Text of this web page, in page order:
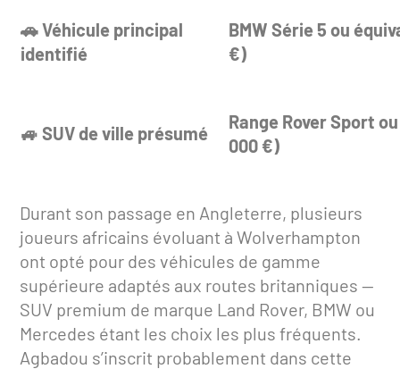
🚗 Véhicule principal
identifié
BMW Série 5 ou
€)
🚙 SUV de ville présumé
Range Rover Sport
000 €)
Durant son passage en Angleterre, plusieurs
joueurs africains évoluant à Wolverhampton
ont opté pour des véhicules de gamme
supérieure adaptés aux routes britanniques —
SUV premium de marque Land Rover, BMW ou
Mercedes étant les choix les plus fréquents.
Agbadou s’inscrit probablement dans cette